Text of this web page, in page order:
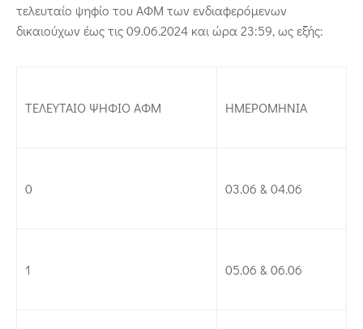
τελευταίο ψηφίο του ΑΦΜ των ενδιαφερόμενων
δικαιούχων έως τις 09.06.2024 και ώρα 23:59, ως εξής:
ΤΕΛΕΥΤΑΙΟ ΨΗΦΙΟ ΑΦΜ ΗΜΕΡΟΜΗΝΙΑ
0 03.06 & 04.06
1 05.06 & 06.06